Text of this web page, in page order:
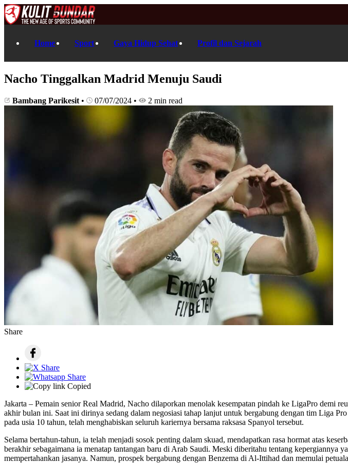
Home Sport Gaya Hidup Sehat Profil dan Sejarah
Nacho Tinggalkan Madrid Menuju Saudi
Bambang Parikesit • 07/07/2024 • 2 min read
Share
Copied
Jakarta – Pemain senior Real Madrid, Nacho dilaporkan menolak kesempatan pindah ke LigaPro
akhir bulan ini. Saat ini dirinya sedang dalam negosiasi tahap lanjut untuk bergabung dengan tim Liga
pada usia 10 tahun, telah menghabiskan seluruh kariernya bersama raksasa Spanyol tersebut.
Selama bertahun-tahun, ia telah menjadi sosok penting dalam skuad, mendapatkan rasa hormat atas
berakhir sebagaimana ia menatap tantangan baru di Arab Saudi. Meski diberitahu tentang kepergiannya
mempertahankan jasanya. Namun, prospek bergabung dengan Benzema di Al-Ittihad dan memulai